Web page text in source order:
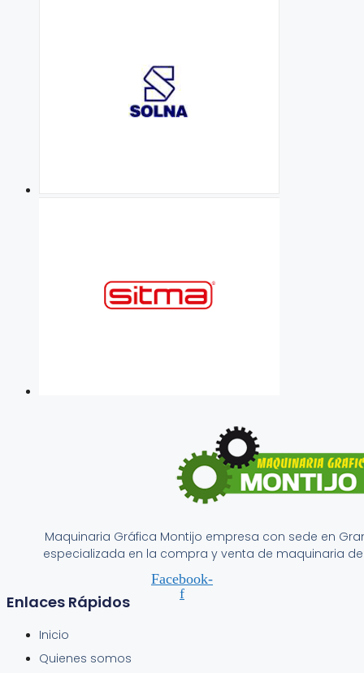
Maquinaria Gráfica Montijo empresa con sede en
especializada en la compra y venta de maquinaria
Facebook-
f
Enlaces Rápidos
Inicio
Quienes somos